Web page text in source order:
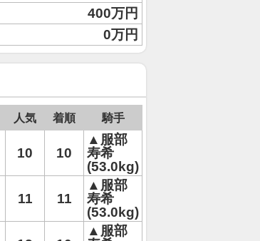
400万円
0万円
人気 着順 騎手
10 10
▲服部
寿希
(53.0kg)
11 11
▲服部
寿希
(53.0kg)
▲服部